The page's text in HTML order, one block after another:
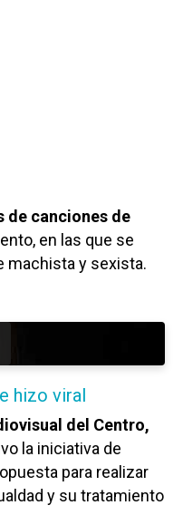
de canciones de
en las que se
machista y sexista.
hizo viral
del Centro,
la iniciativa de
para realizar
y su tratamiento